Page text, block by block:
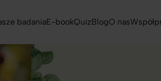
badaniaE-bookQuizBlogO nas